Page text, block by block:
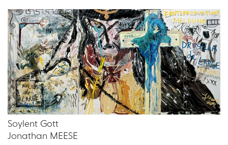
Soylent Gott
Jonathan MEESE